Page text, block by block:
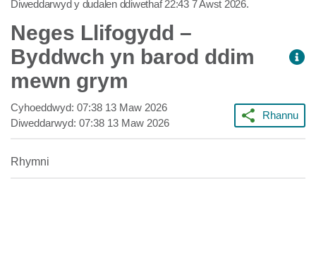
Diweddarwyd y dudalen ddiwethaf22:43 7 Awst 2026.
Neges Llifogydd –
Byddwch yn barod ddim
mewn grym
Cyhoeddwyd: 07:38 13 Maw 2026
Diweddarwyd: 07:38 13 Maw 2026
Rhannu
Rhymni